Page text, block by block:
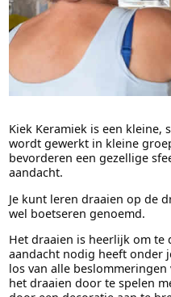
Kiek Keramiek is een
wordt gewerkt in kleine
bevorderen een gezellige
aandacht.
Je kunt leren draaien op de
wel boetseren genoemd.
Het draaien is heerlijk om te
aandacht nodig heeft onder
los van alle
het draaien door te spelen